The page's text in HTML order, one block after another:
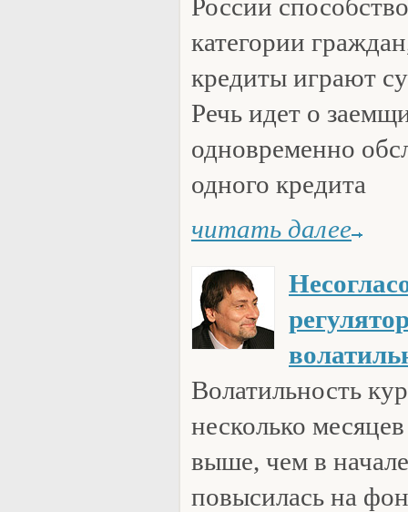
России
категории
кредиты играют
Речь идет о
одновременно
одного кредита
читать далее
Волатильность
несколько
выше, чем в
повысилась на